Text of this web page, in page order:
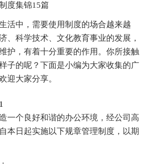
度集锦15篇
活中，需要使用制度的场合越来越
、科学技术、文化教育事业的发展，
护，有着十分重要的作用。你所接触
子的呢？下面是小编为大家收集的广
迎大家分享。
一个良好和谐的办公环境，经公司高
本日起实施以下规章管理制度，以期